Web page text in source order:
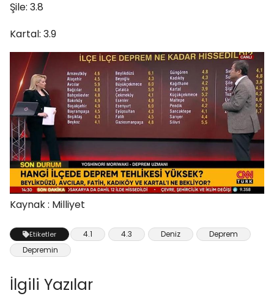
Şile: 3.8
Kartal: 3.9
Kaynak : Milliyet
Etiketler 4.1 4.3 Deniz
Deprem
Depremin
İlgili Yazılar